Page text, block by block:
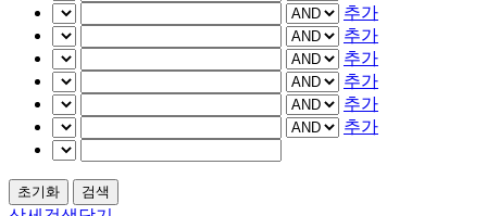
추가
추가
추가
추가
추가
추가